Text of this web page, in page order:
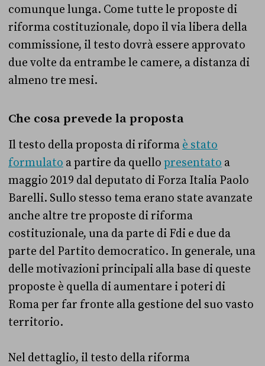
comunque lunga. Come tutte le proposte di
riforma costituzionale, dopo il via libera della
commissione, il testo dovrà essere approvato
due volte da entrambe le camere, a distanza di
almeno tre mesi.
Che cosa prevede la proposta
Il testo della proposta di riforma è stato
formulato a partire da quello presentato a
maggio 2019 dal deputato di Forza Italia Paolo
Barelli. Sullo stesso tema erano state avanzate
anche altre tre proposte di riforma
costituzionale, una da parte di Fdi e due da
parte del Partito democratico. In generale, una
delle motivazioni principali alla base di queste
proposte è quella di aumentare i poteri di
Roma per far fronte alla gestione del suo vasto
territorio.
Nel dettaglio, il testo della riforma